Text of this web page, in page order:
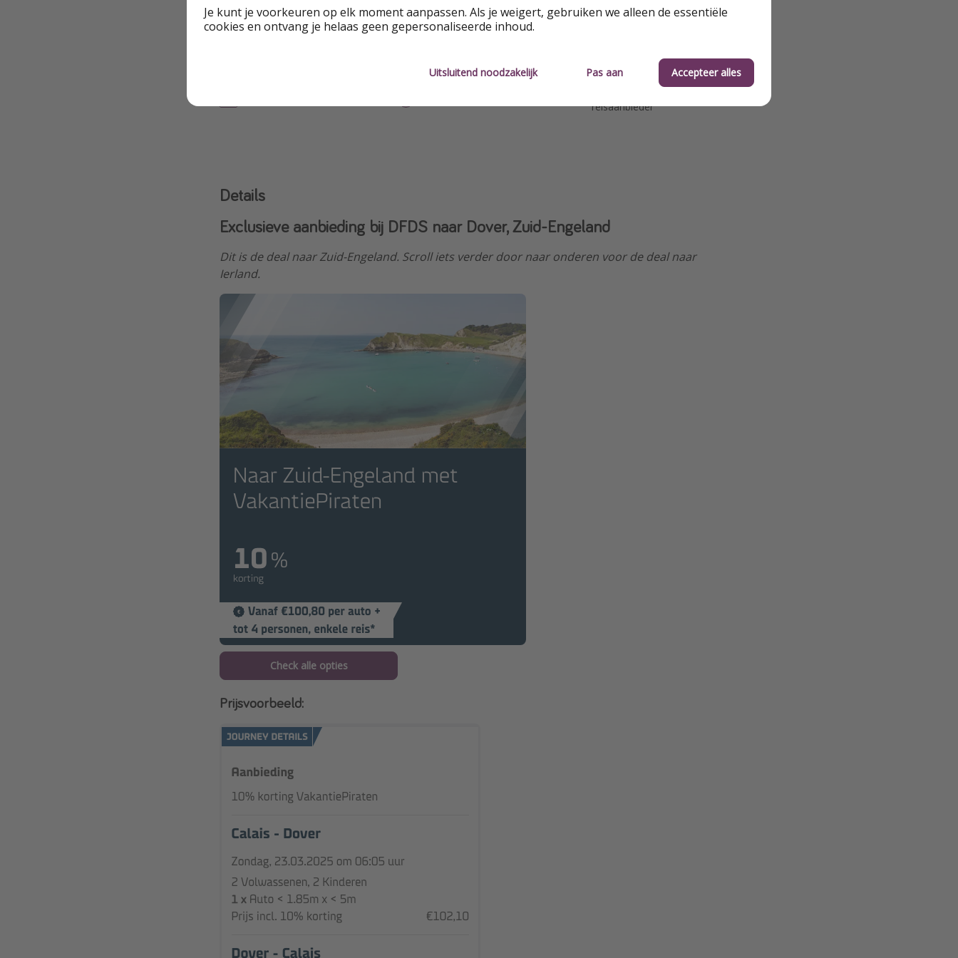
reisaanbieder
Details
Exclusieve aanbieding bij DFDS naar Dover, Zuid-Engeland
Dit is de deal naar Zuid-Engeland. Scroll iets verder door naar onderen voor de deal naar
Ierland.
Check alle opties
Prijsvoorbeeld:
Je kunt je voorkeuren op elk moment aanpassen. Als je weigert, gebruiken we alleen de essentiële
cookies en ontvang je helaas geen gepersonaliseerde inhoud.
Uitsluitend noodzakelijk Pas aan Accepteer alles